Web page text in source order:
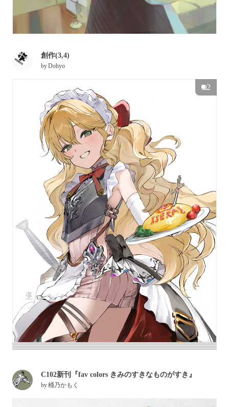
創作(3,4)
byDohyo
2
C102新刊『fav colors きみのすきなものがすき』
by桶乃かもく